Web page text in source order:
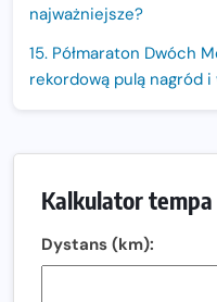
najważniejsze?
15. Półmaraton Dwóch
rekordową pulą nagród
Oficjalna koszulka
Amazfit Balance 3:
Kalkulator
Dystans (km):